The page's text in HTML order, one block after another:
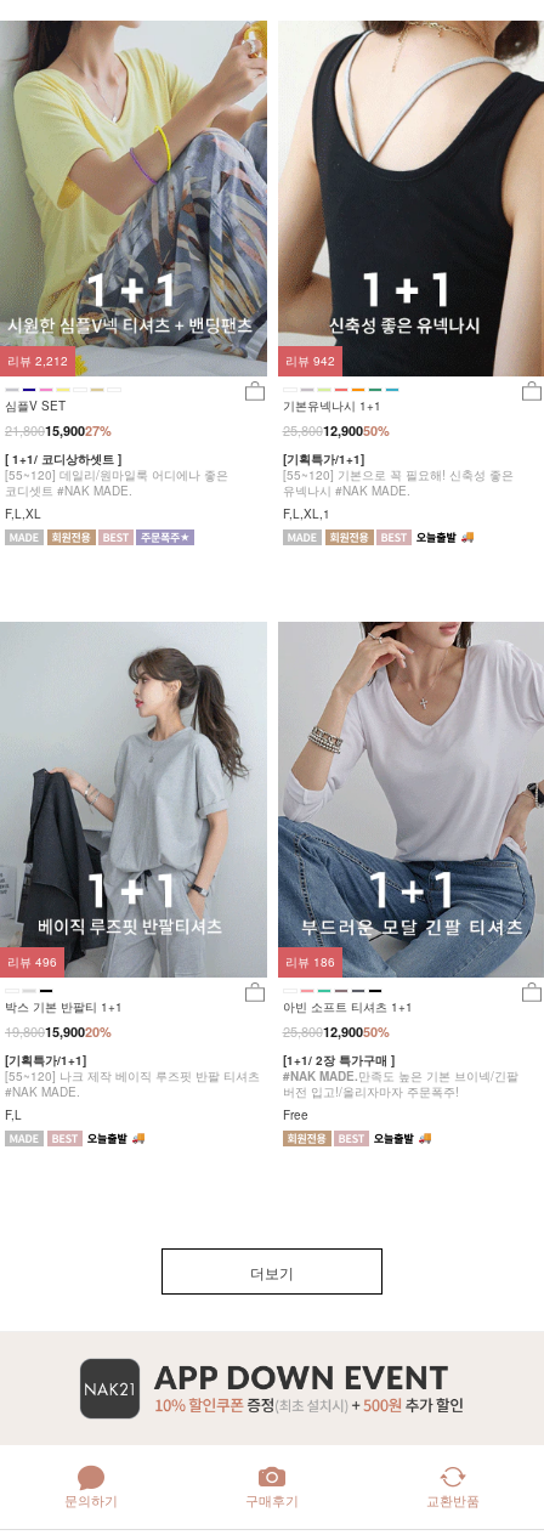
심플V SET
27%
21,80015,900
[ 1+1/ 코디상하셋트 ]
[55~120] 데일리/원마일룩 어디에나 좋은
코디셋트 #NAK MADE.
F,L,XL
리뷰 2,212
기본유넥나시 1+1
50%
25,80012,900
[기획특가/1+1]
[55~120] 기본으로 꼭 필요해! 신축성 좋은
유넥나시 #NAK MADE.
F,L,XL,1
리뷰 942
박스 기본 반팔티 1+1
20%
19,80015,900
[기획특가/1+1]
[55~120] 나크 제작 베이직 루즈핏 반팔 티셔츠
#NAK MADE.
F,L
리뷰 496
아빈 소프트 티셔츠 1+1
50%
25,80012,900
[1+1/ 2장 특가구매 ]
#NAK MADE.만족도 높은 기본 브이넥/긴팔
버전 입고!/올리자마자 주문폭주!
Free
리뷰 186
더보기
문의하기 구매후기 교환반품